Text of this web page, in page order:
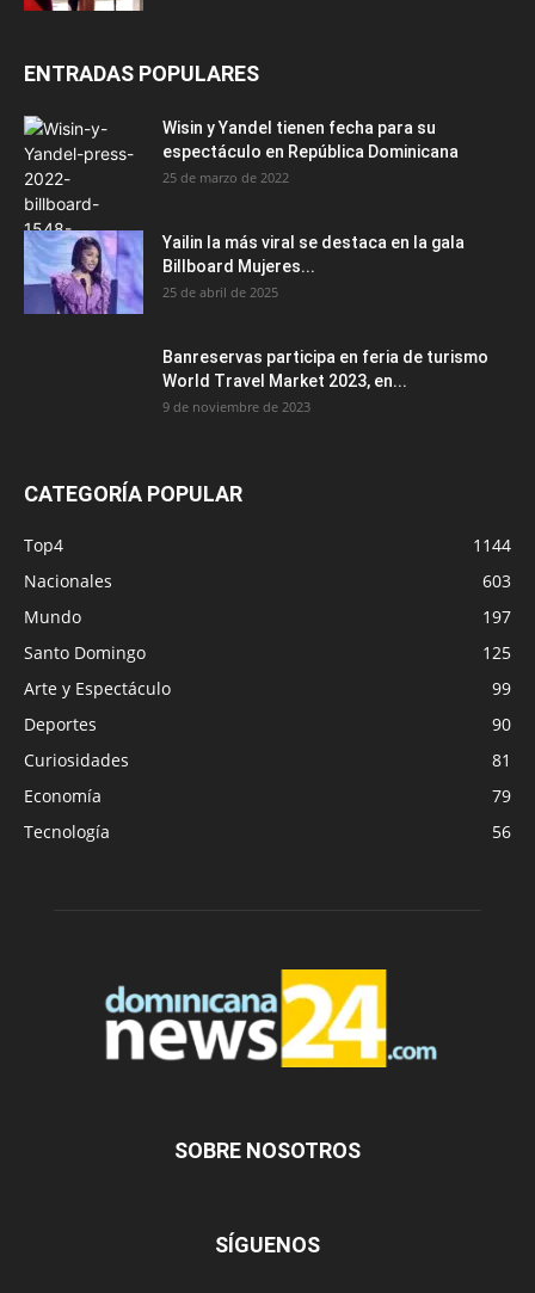
ENTRADAS POPULARES
Wisin y Yandel tienen fecha para su
espectáculo en República Dominicana
25 de marzo de 2022
Yailin la más viral se destaca en la gala
Billboard Mujeres...
25 de abril de 2025
Banreservas participa en feria de turismo
World Travel Market 2023, en...
9 de noviembre de 2023
CATEGORÍA POPULAR
Top4
1144
Nacionales
603
Mundo
197
Santo Domingo
125
Arte y Espectáculo
99
Deportes
90
Curiosidades
81
Economía
79
Tecnología
56
SOBRE NOSOTROS
SÍGUENOS